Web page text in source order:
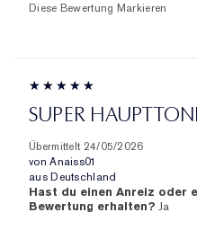
Diese Bewertung Markieren
SUPER
Übermittelt 24/05/2026
von Anaiss01
aus Deutschland
Hast du einen Anreiz oder
Bewertung erhalten? Ja